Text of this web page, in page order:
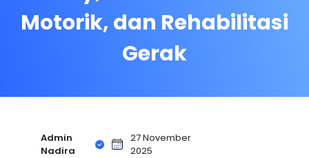
Motorik, dan Rehabilitasi
Gerak
Admin
Nadira
27 November
2025